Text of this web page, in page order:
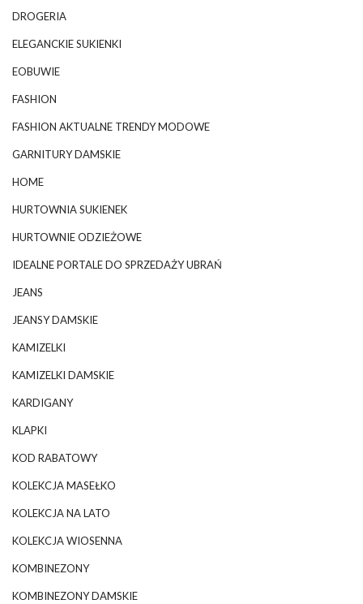
DROGERIA
ELEGANCKIE SUKIENKI
EOBUWIE
FASHION
FASHION AKTUALNE TRENDY MODOWE
GARNITURY DAMSKIE
HOME
HURTOWNIA SUKIENEK
HURTOWNIE ODZIEŻOWE
IDEALNE PORTALE DO SPRZEDAŻY UBRAŃ
JEANS
JEANSY DAMSKIE
KAMIZELKI
KAMIZELKI DAMSKIE
KARDIGANY
KLAPKI
KOD RABATOWY
KOLEKCJA MASEŁKO
KOLEKCJA NA LATO
KOLEKCJA WIOSENNA
KOMBINEZONY
KOMBINEZONY DAMSKIE